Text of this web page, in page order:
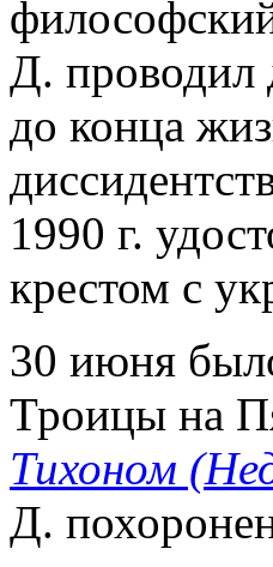
Д. проводил
до конца
1990 г.
крестом с
30 июня
Троицы на
Тихоном
Д.